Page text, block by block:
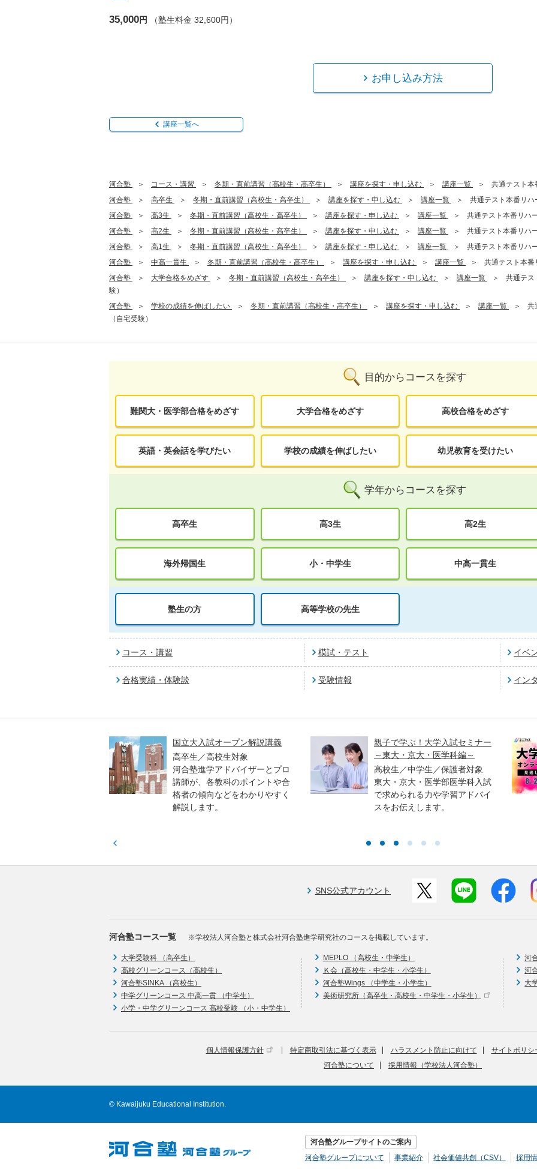
35,000円 （塾生料金 32,600円）
お申し込み方法
講座一覧へ
河合塾 コース・講習 冬期・直前講習（高校生・高卒生） 講座を探す・申し込む 講座一覧
共通テスト本
河合塾
高卒生 冬期・直前講習（高校生・高卒生） 講座を探す・申し込む 講座一覧
共通テスト本番リ
河合塾
高3生 冬期・直前講習（高校生・高卒生） 講座を探す・申し込む 講座一覧
共通テスト本番リハ
河合塾
高2生 冬期・直前講習（高校生・高卒生） 講座を探す・申し込む 講座一覧
共通テスト本番リハ
河合塾
高1生 冬期・直前講習（高校生・高卒生） 講座を探す・申し込む 講座一覧
共通テスト本番リハ
河合塾
中高一貫生 冬期・直前講習（高校生・高卒生） 講座を探す・申し込む 講座一覧
共通テスト本番
河合塾
大学合格をめざす 冬期・直前講習（高校生・高卒生） 講座を探す・申し込む 講座一覧
共通テス
験）
河合塾
学校の成績を伸ばしたい 冬期・直前講習（高校生・高卒生） 講座を探す・申し込む 講座一覧
共
（自宅受験）
目的からコースを探す
難関大・医学部合格をめざす 大学合格をめざす 高校合格をめざす
英語・英会話を学びたい 学校の成績を伸ばしたい 幼児教育を受けたい
学年からコースを探す
高卒生 高3生 高2生
海外帰国生 小・中学生 中高一貫生
塾生の方 高等学校の先生
コース・講習 模試・テスト イベ
合格実績・体験談 受験情報 イン
国立大入試オープン解説講義
高卒生／高校生対象
河合塾進学アドバイザーとプロ
講師が、各教科のポイントや合
格者の傾向などをわかりやすく
解説します。
親子で学ぶ！大学入試セミナー
～東大・京大・医学科編～
高校生／中学生／保護者対象
東大・京大・医学部医学科入試
で求められる力や学習アドバイ
スをお伝えします。
SNS公式アカウント
河合塾コース一覧 ※学校法人河合塾と株式会社河合塾進学研究社のコースを掲載しています。
大学受験科 （高卒生）
高校グリーンコース（高校生）
河合塾SINKA （高校生）
中学グリーンコース 中高一貫 （中学生）
小学・中学グリーンコース 高校受験 （小・中学生）
MEPLO （高校生・中学生）
Ｋ会（高校生・中学生・小学生）
河合塾Wings （中学生・小学生）
美術研究所（高卒生・高校生・中学生・小学生）
河
河
大
個人情報保護方針 特定商取引法に基づく表示 ハラスメント防止に向けて
サイトポリシ
河合塾について
採用情報（学校法人河合塾）
© Kawaijuku Educational Institution.
河合塾グループサイトのご案内
河合塾グループについて
事業紹介 社会価値共創（CSV） 採用